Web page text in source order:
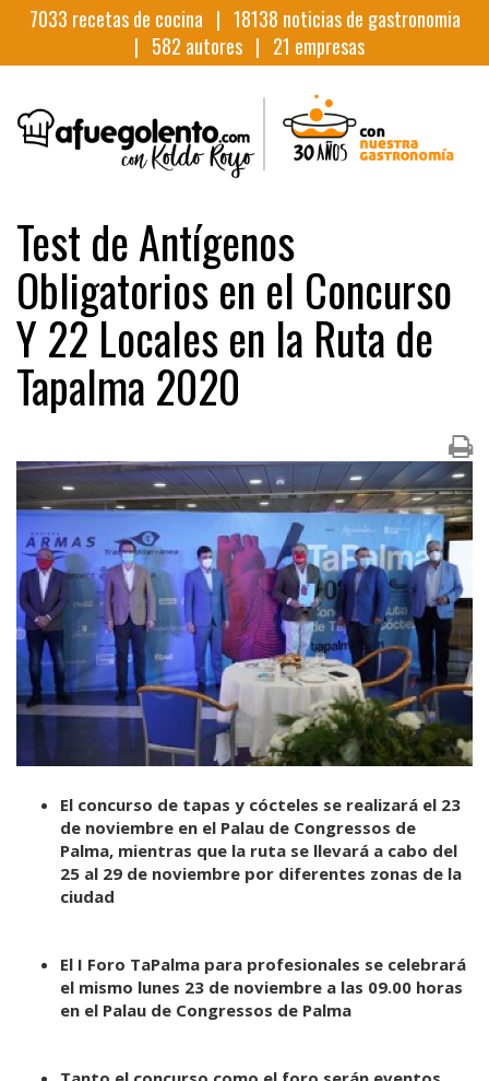
7033 recetas de cocina | 18138 noticias de gastronomia
| 582 autores | 21 empresas
Test de Antígenos
Obligatorios en el Concurso
Y 22 Locales en la Ruta de
Tapalma 2020
El concurso de tapas y cócteles se realizará el 23
de noviembre en el Palau de Congressos de
Palma, mientras que la ruta se llevará a cabo del
25 al 29 de noviembre por diferentes zonas de la
ciudad
El I Foro TaPalma para profesionales se celebrará
el mismo lunes 23 de noviembre a las 09.00 horas
en el Palau de Congressos de Palma